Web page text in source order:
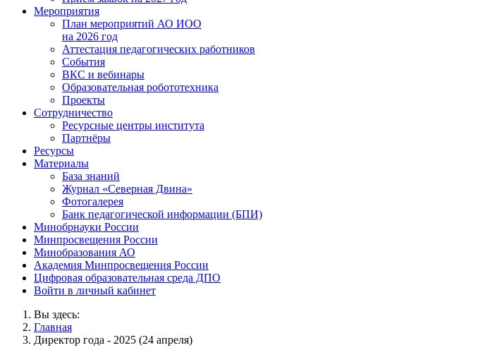
Мероприятия
План мероприятий АО ИОО
на 2026 год
Аттестация педагогических работников
События
ВКС и вебинары
Образовательная робототехника
Проекты
Сотрудничество
Ресурсные центры института
Партнёры
Ресурсы
Материалы
База знаний
Журнал «Северная Двина»
Фотогалерея
Банк педагогической информации (БПИ)
Минобрнауки России
Минпросвещения России
Минобразования АО
Академия Минпросвещения России
Цифровая образовательная среда ДПО
Войти в личный кабинет
Вы здесь:
Главная
Директор года - 2025 (24 апреля)